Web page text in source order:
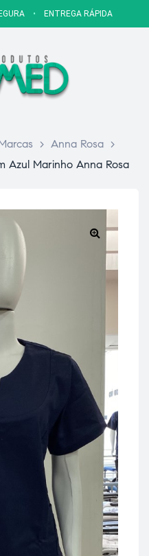
• ENTREGA RÁPIDA
> Anna Rosa >
Azul Marinho Anna Rosa